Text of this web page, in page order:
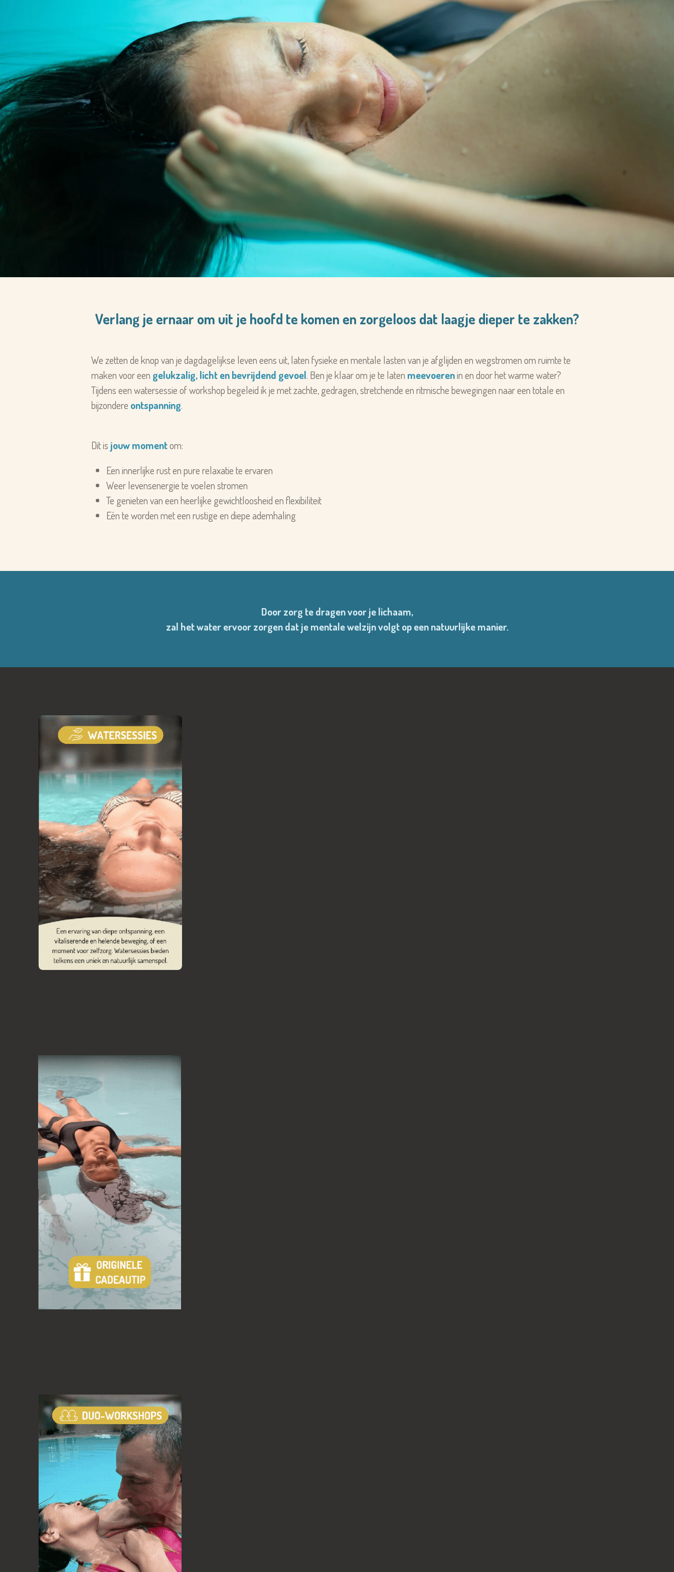
Verlang je ernaar om uit je hoofd te komen en zorgeloos dat laagje dieper te zakken?
We zetten de knop van je dagdagelijkse leven eens uit, laten fysieke en mentale lasten van je afglijden en wegstromen om ruimte te
maken voor een gelukzalig, licht en bevrijdend gevoel. Ben je klaar om je te laten meevoerenin en door het warme water?
Tijdens een watersessie of workshop begeleid ik je met zachte, gedragen, stretchende en ritmische bewegingen naar eentotale en
bijzondere ontspanning.
Dit is jouw momentom:
Een innerlijke rust en pure relaxatie te ervaren
Weer levensenergie te voelen stromen
Te genieten van een heerlijke gewichtloosheid en flexibiliteit
Eén te worden met een rustige en diepe ademhaling
Door zorg te dragen voor je lichaam,
zal het water ervoor zorgen dat je mentale welzijn volgt op een natuurlijke manier.